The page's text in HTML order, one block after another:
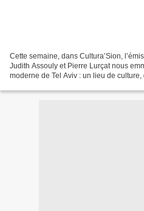
Cette semaine, dans Cultura’Sion,
Judith Assouly et Pierre Lurçat nous
moderne de Tel Aviv : un lieu de culture,